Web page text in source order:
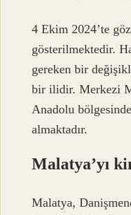
4 Ekim 2024’te
gösterilmektedir.
gereken bir
bir ilidir. Merkezi
Anadolu
almaktadır.
Malatya’yı
Malatya,